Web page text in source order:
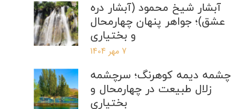
آبشار شیخ محمود (آبشار دره
عشق)؛ جواهر پنهان چهارمحال
و بختیاری
7 مهر 1404
چشمه دیمه کوهرنگ؛ سرچشمه
زلال طبیعت در چهارمحال و
بختیاری